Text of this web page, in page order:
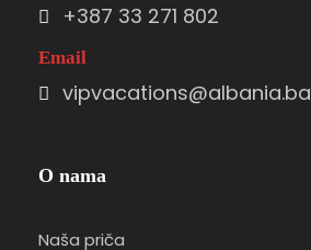
+387 33 271 802
Email
vipvacations@albania.ba
O nama
Naša priča